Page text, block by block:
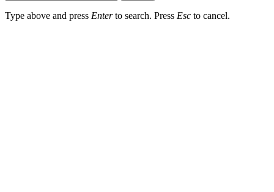
Type above and press Enterto search. Press Esc to cancel.